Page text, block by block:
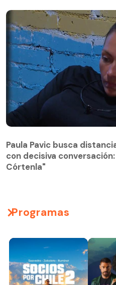
con decisiva
Córtenla"
Paula Pavic busca
con decisiva
Córtenla"
Programas